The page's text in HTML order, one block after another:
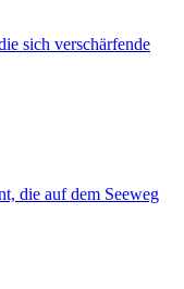
sich verschärfende
die auf dem Seeweg